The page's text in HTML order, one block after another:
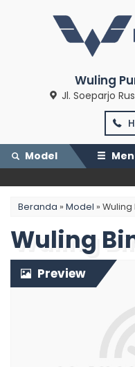
Wuling
Jl. Soeparjo
Model
Beranda » Model » Wuling
Wuling
Preview